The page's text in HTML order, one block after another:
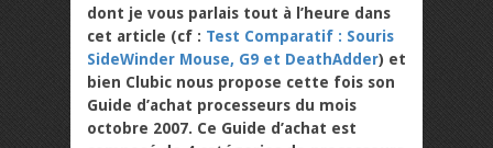
dont je vous parlais tout à l’heure dans
cet article (cf : Test Comparatif : Souris
SideWinder Mouse, G9 et DeathAdder) et
bien Clubic nous propose cette fois son
Guide d’achat processeurs du mois
octobre 2007. Ce Guide d’achat est